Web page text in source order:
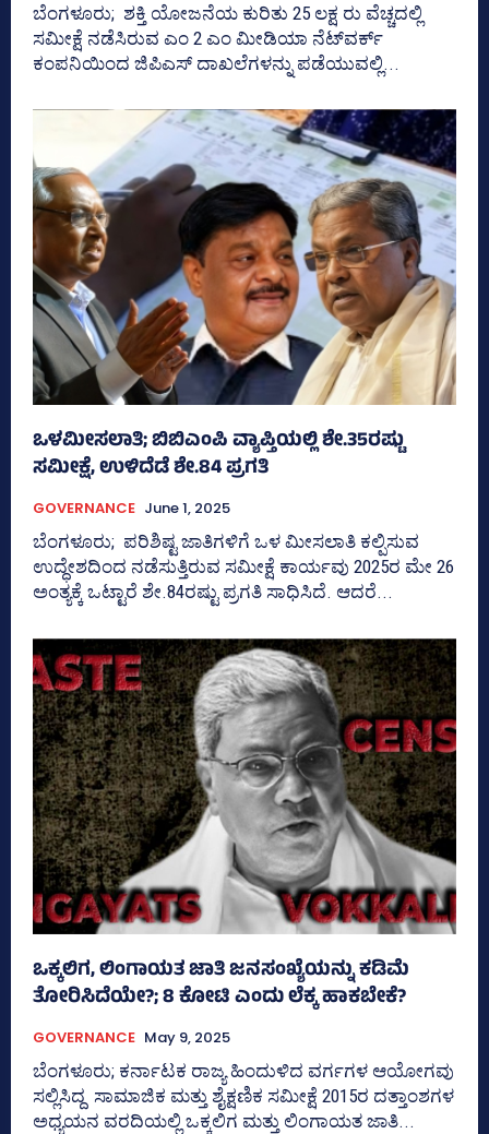
ಬೆಂಗಳೂರು; ಶಕ್ತಿ ಯೋಜನೆಯ ಕುರಿತು 25 ಲಕ್ಷ ರು ವೆಚ್ಚದಲ್ಲಿ
ಸಮೀಕ್ಷೆ ನಡೆಸಿರುವ ಎಂ 2 ಎಂ ಮೀಡಿಯಾ ನೆಟ್‌ವರ್ಕ್‌
ಕಂಪನಿಯಿಂದ ಜಿಪಿಎಸ್‌ ದಾಖಲೆಗಳನ್ನು ಪಡೆಯುವಲ್ಲಿ...
ಒಳಮೀಸಲಾತಿ; ಬಿಬಿಎಂಪಿ ವ್ಯಾಪ್ತಿಯಲ್ಲಿ ಶೇ.35ರಷ್ಟು
ಸಮೀಕ್ಷೆ, ಉಳಿದೆಡೆ ಶೇ.84 ಪ್ರಗತಿ
GOVERNANCE June 1, 2025
ಬೆಂಗಳೂರು; ಪರಿಶಿಷ್ಟ ಜಾತಿಗಳಿಗೆ ಒಳ ಮೀಸಲಾತಿ ಕಲ್ಪಿಸುವ
ಉದ್ಧೇಶದಿಂದ ನಡೆಸುತ್ತಿರುವ ಸಮೀಕ್ಷೆ ಕಾರ್ಯವು 2025ರ ಮೇ 26
ಅಂತ್ಯಕ್ಕೆ ಒಟ್ಟಾರೆ ಶೇ.84ರಷ್ಟು ಪ್ರಗತಿ ಸಾಧಿಸಿದೆ. ಆದರೆ...
ಒಕ್ಕಲಿಗ, ಲಿಂಗಾಯತ ಜಾತಿ ಜನಸಂಖ್ಯೆಯನ್ನು ಕಡಿಮೆ
ತೋರಿಸಿದೆಯೇ?; 8 ಕೋಟಿ ಎಂದು ಲೆಕ್ಕ ಹಾಕಬೇಕೆ?
GOVERNANCE May 9, 2025
ಬೆಂಗಳೂರು; ಕರ್ನಾಟಕ ರಾಜ್ಯ ಹಿಂದುಳಿದ ವರ್ಗಗಳ ಆಯೋಗವು
ಸಲ್ಲಿಸಿದ್ದ ಸಾಮಾಜಿಕ ಮತ್ತು ಶೈಕ್ಷಣಿಕ ಸಮೀಕ್ಷೆ 2015ರ ದತ್ತಾಂಶಗಳ
ಅಧ್ಯಯನ ವರದಿಯಲ್ಲಿ ಒಕ್ಕಲಿಗ ಮತ್ತು ಲಿಂಗಾಯತ ಜಾತಿ...